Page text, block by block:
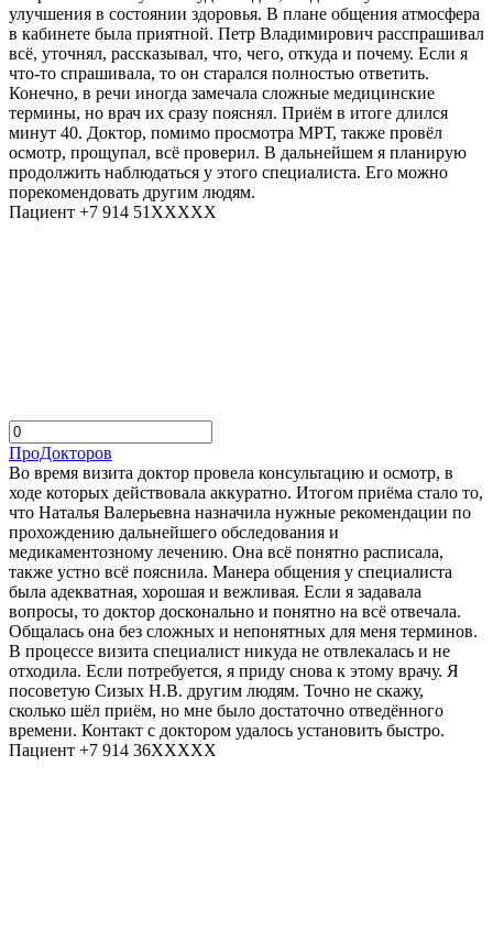
улучшения в состоянии здоровья. В плане общения атмосфера
в кабинете была приятной. Петр Владимирович расспрашивал
всё, уточнял, рассказывал, что, чего, откуда и почему. Если я
что-то спрашивала, то он старался полностью ответить.
Конечно, в речи иногда замечала сложные медицинские
термины, но врач их сразу пояснял. Приём в итоге длился
минут 40. Доктор, помимо просмотра МРТ, также провёл
осмотр, прощупал, всё проверил. В дальнейшем я планирую
продолжить наблюдаться у этого специалиста. Его можно
порекомендовать другим людям.
Пациент +7 914 51XXXXX
ПроДокторов
Во время визита доктор провела консультацию и осмотр, в
ходе которых действовала аккуратно. Итогом приёма стало то,
что Наталья Валерьевна назначила нужные рекомендации по
прохождению дальнейшего обследования и
медикаментозному лечению. Она всё понятно расписала,
также устно всё пояснила. Манера общения у специалиста
была адекватная, хорошая и вежливая. Если я задавала
вопросы, то доктор досконально и понятно на всё отвечала.
Общалась она без сложных и непонятных для меня терминов.
В процессе визита специалист никуда не отвлекалась и не
отходила. Если потребуется, я приду снова к этому врачу. Я
посоветую Сизых Н.В. другим людям. Точно не скажу,
сколько шёл приём, но мне было достаточно отведённого
времени. Контакт с доктором удалось установить быстро.
Пациент +7 914 36XXXXX